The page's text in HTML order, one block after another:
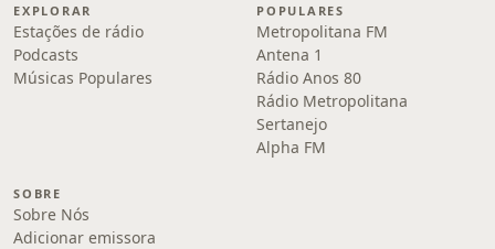
EXPLORAR
Estações de rádio
Podcasts
Músicas Populares
POPULARES
Metropolitana FM
Antena 1
Rádio Anos 80
Rádio Metropolitana
Sertanejo
Alpha FM
SOBRE
Sobre Nós
Adicionar emissora